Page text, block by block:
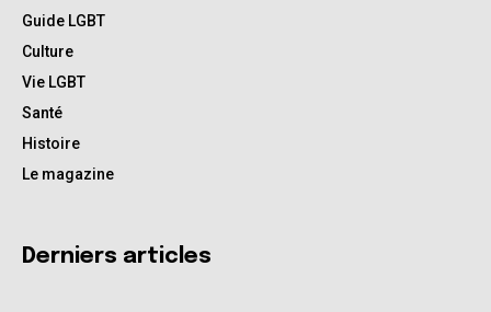
Guide LGBT
Culture
Vie LGBT
Santé
Histoire
Le magazine
Derniers articles